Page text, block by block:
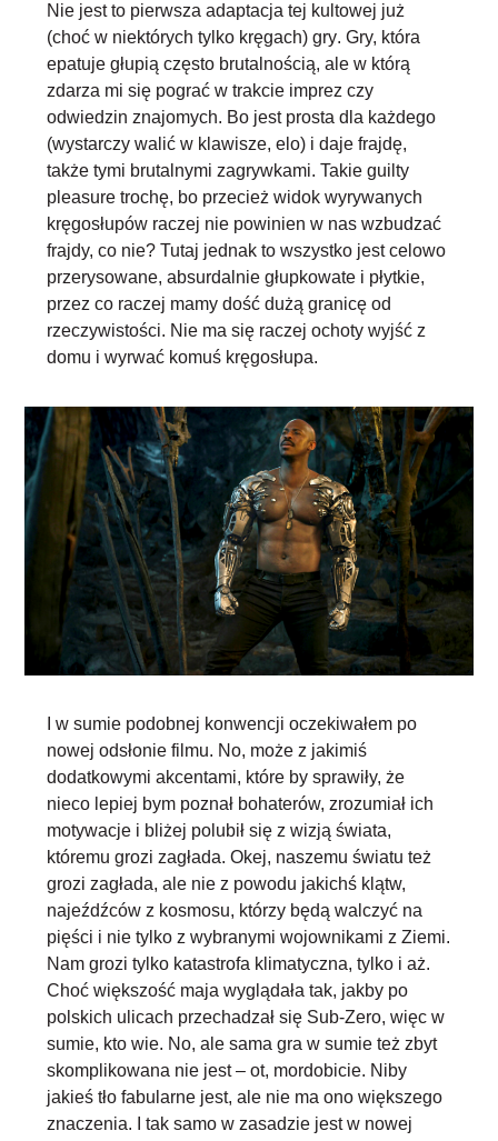
Nie jest to pierwsza adaptacja tej kultowej już
(choć w niektórych tylko kręgach) gry. Gry, która
epatuje głupią często brutalnością, ale w którą
zdarza mi się pograć w trakcie imprez czy
odwiedzin znajomych. Bo jest prosta dla każdego
(wystarczy walić w klawisze, elo) i daje frajdę,
także tymi brutalnymi zagrywkami. Takie guilty
pleasure trochę, bo przecież widok wyrywanych
kręgosłupów raczej nie powinien w nas wzbudzać
frajdy, co nie? Tutaj jednak to wszystko jest celowo
przerysowane, absurdalnie głupkowate i płytkie,
przez co raczej mamy dość dużą granicę od
rzeczywistości. Nie ma się raczej ochoty wyjść z
domu i wyrwać komuś kręgosłupa.
I w sumie podobnej konwencji oczekiwałem po
nowej odsłonie filmu. No, może z jakimiś
dodatkowymi akcentami, które by sprawiły, że
nieco lepiej bym poznał bohaterów, zrozumiał ich
motywacje i bliżej polubił się z wizją świata,
któremu grozi zagłada. Okej, naszemu światu też
grozi zagłada, ale nie z powodu jakichś klątw,
najeźdźców z kosmosu, którzy będą walczyć na
pięści i nie tylko z wybranymi wojownikami z Ziemi.
Nam grozi tylko katastrofa klimatyczna, tylko i aż.
Choć większość maja wyglądała tak, jakby po
polskich ulicach przechadzał się Sub-Zero, więc w
sumie, kto wie. No, ale samagra w sumie też zbyt
skomplikowana nie jest – ot, mordobicie. Niby
jakieś tło fabularne jest, ale nie ma ono większego
znaczenia. I tak samo w zasadzie jest w nowej